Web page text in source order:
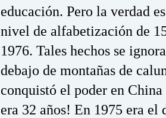
educación. Pero la verdad
nivel de alfabetización de
1976. Tales hechos se
debajo de montañas de
conquistó el poder en
era 32 años! En 1975 era el